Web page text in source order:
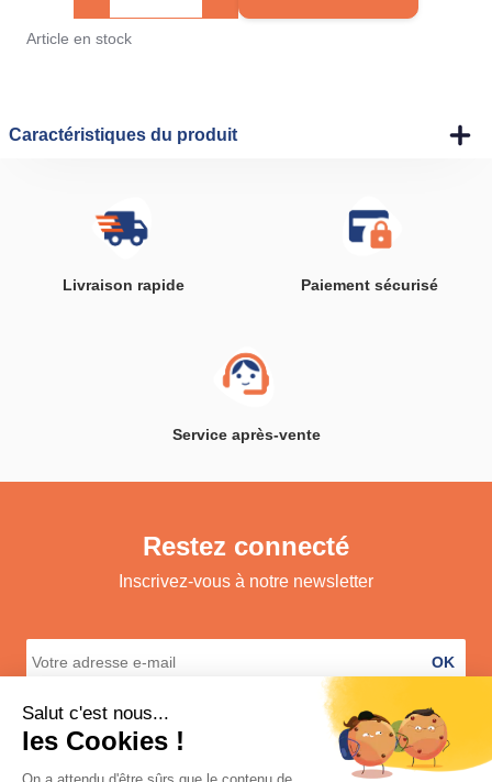
Article en stock
Caractéristiques du produit
Livraison rapide Paiement sécurisé
Service après-vente
Restez connecté
Inscrivez-vous à notre newsletter
OK